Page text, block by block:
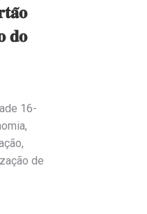
𝐝𝐨
16-
de